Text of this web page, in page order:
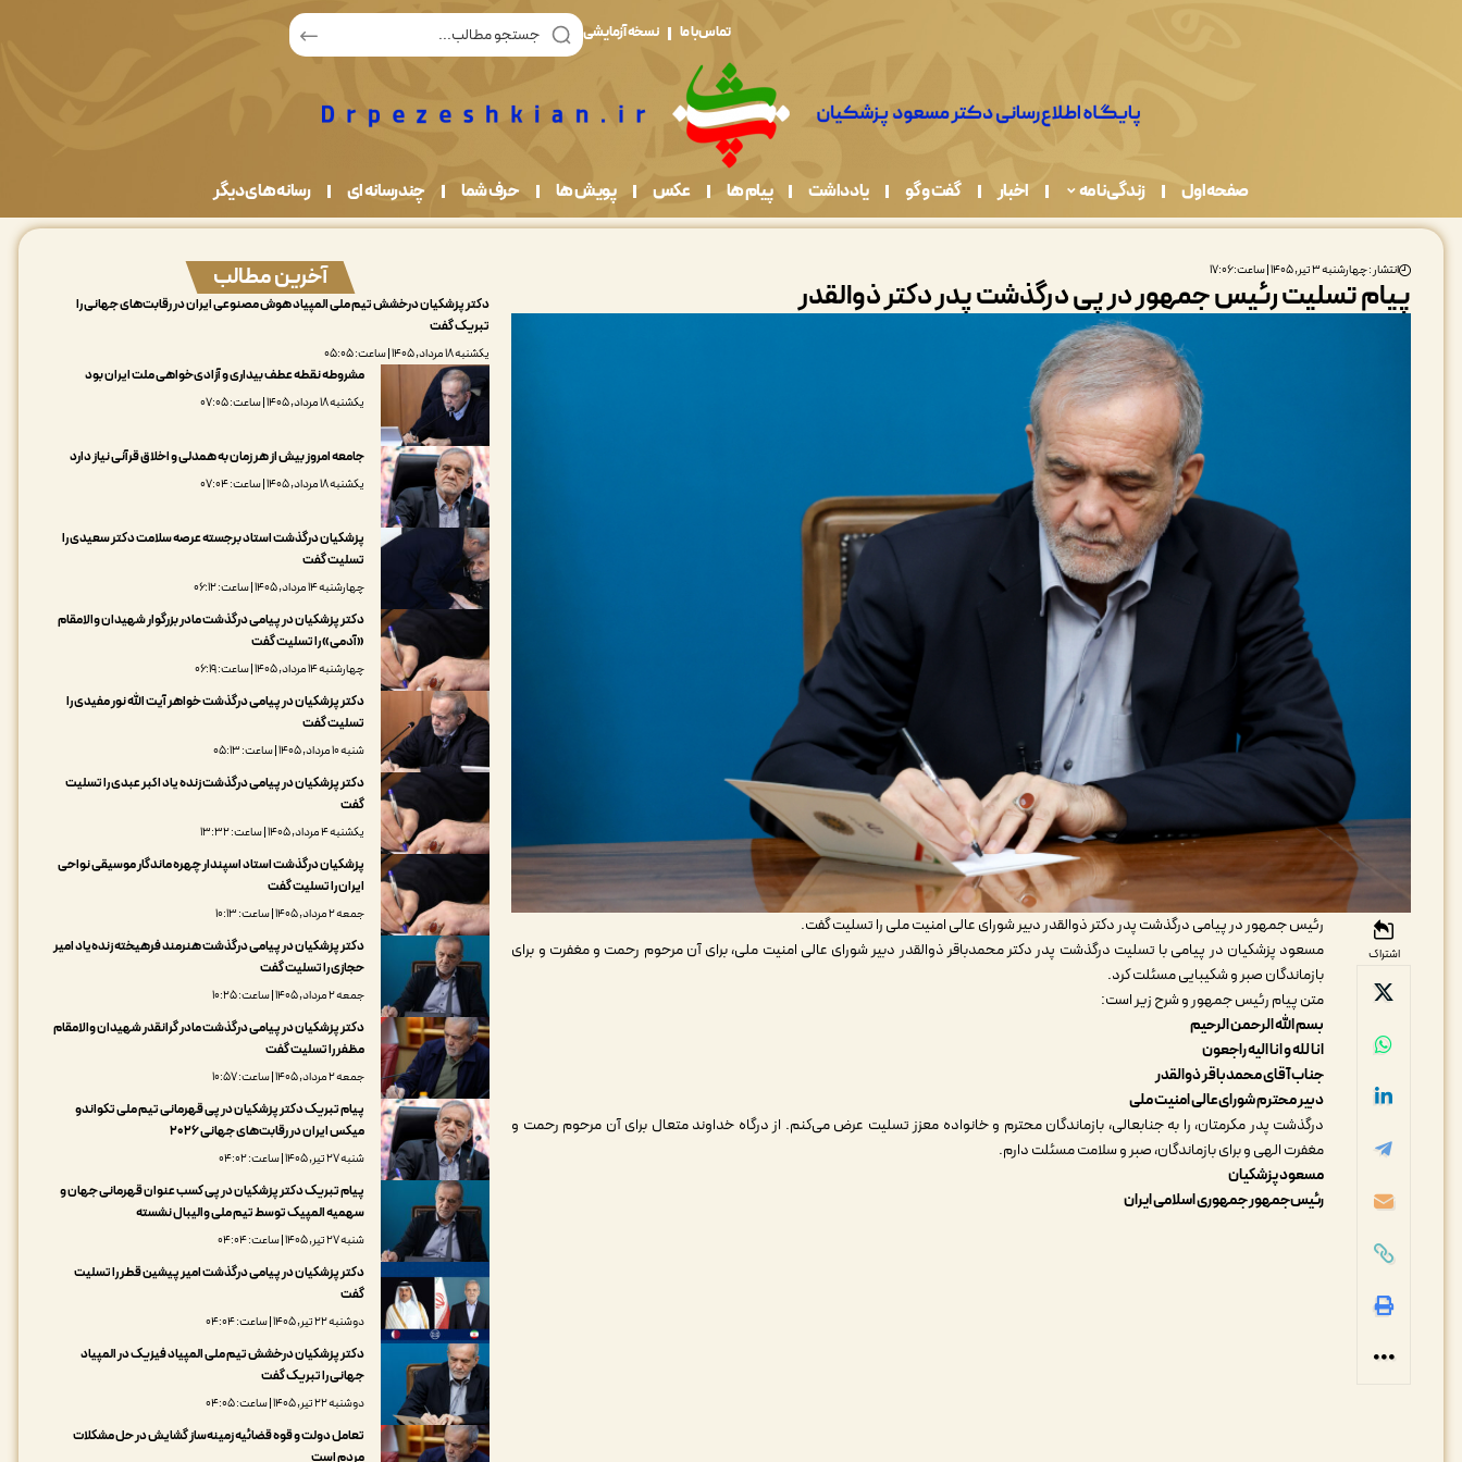
تماس با ما نسخه آزمایشی
صفحه اول زندگی نامه اخبار گفت و گو یادداشت پیام ها عکس پویش ها حرف شما چندرسانه ای رسانه های دیگر
انتشار : چهارشنبه ۳ تیر, ۱۴۰۵ | ساعت: ۱۷:۰۶
پیام تسلیت رئیس جمهور در پی درگذشت پدر دکتر ذوالقدر
اشتراک
رئیس جمهور در پیامی درگذشت پدر دکتر ذوالقدر دبیر شورای عالی امنیت ملی را تسلیت گفت.
مسعود پزشکیان در پیامی با تسلیت درگذشت پدر دکتر محمدباقر ذوالقدر دبیر شورای عالی امنیت ملی، برای آن مرحوم رحمت و مغفرت و برای
بازماندگان صبر و شکیبایی مسئلت کرد.
متن پیام رئیس جمهور و شرح زیر است:
بسم الله الرحمن الرحیم
انا لله و انا الیه راجعون
جناب آقای محمدباقر ذوالقدر
دبیر محترم شورای‌عالی امنیت ملی
درگذشت پدر مکرمتان، را به جنابعالی، بازماندگان محترم و خانواده معزز تسلیت عرض می‌کنم. از درگاه خداوند متعال برای آن مرحوم رحمت و
مغفرت الهی و برای بازماندگان، صبر و سلامت مسئلت دارم.
مسعود پزشکیان
رئیس‌جمهور جمهوری اسلامی ایران
آخرین مطالب
دکتر پزشکیان درخشش تیم ملی المپیاد هوش مصنوعی ایران در رقابت‌های جهانی را
تبریک گفت
یکشنبه ۱۸ مرداد, ۱۴۰۵ | ساعت: ۰۵:۰۵
مشروطه نقطه عطف بیداری و آزادی‌خواهی ملت ایران بود
یکشنبه ۱۸ مرداد, ۱۴۰۵ | ساعت: ۰۷:۰۵
جامعه امروز بیش از هر زمان به همدلی و اخلاق قرآنی نیاز دارد
یکشنبه ۱۸ مرداد, ۱۴۰۵ | ساعت: ۰۷:۰۴
پزشکیان درگذشت استاد برجسته عرصه سلامت دکتر سعیدی را
تسلیت گفت
چهارشنبه ۱۴ مرداد, ۱۴۰۵ | ساعت: ۰۶:۱۲
دکتر پزشکیان در پیامی درگذشت مادر بزرگوار شهیدان والامقام
«آدمی» را تسلیت گفت
چهارشنبه ۱۴ مرداد, ۱۴۰۵ | ساعت: ۰۶:۱۹
دکتر پزشکیان در پیامی درگذشت خواهر آیت الله نور مفیدی را
تسلیت گفت
شنبه ۱۰ مرداد, ۱۴۰۵ | ساعت: ۰۵:۱۳
دکتر پزشکیان در پیامی درگذشت زنده یاد اکبر عبدی را تسلیت
گفت
یکشنبه ۴ مرداد, ۱۴۰۵ | ساعت: ۱۳:۳۲
پزشکیان درگذشت استاد اسپندار چهره ماندگار موسیقی نواحی
ایران را تسلیت گفت
جمعه ۲ مرداد, ۱۴۰۵ | ساعت: ۱۰:۱۳
دکتر پزشکیان در پیامی درگذشت هنرمند فرهیخته زنده‌یاد امیر
حجازی را تسلیت گفت
جمعه ۲ مرداد, ۱۴۰۵ | ساعت: ۱۰:۲۵
دکتر پزشکیان در پیامی درگذشت مادر گرانقدر شهیدان والامقام
مظفر را تسلیت گفت
جمعه ۲ مرداد, ۱۴۰۵ | ساعت: ۱۰:۵۷
پیام تبریک دکتر پزشکیان در پی قهرمانی تیم ملی تکواندو
میکس ایران در رقابت‌های جهانی ۲۰۲۶
شنبه ۲۷ تیر, ۱۴۰۵ | ساعت: ۰۴:۰۲
پیام تبریک دکتر پزشکیان در پی کسب عنوان قهرمانی جهان و
سهمیه المپیک توسط تیم ملی والیبال نشسته
شنبه ۲۷ تیر, ۱۴۰۵ | ساعت: ۰۴:۰۴
دکتر پزشکیان در پیامی درگذشت امیر پیشین قطر را تسلیت
گفت
دوشنبه ۲۲ تیر, ۱۴۰۵ | ساعت: ۰۴:۰۴
دکتر پزشکیان درخشش تیم ملی المپیاد فیزیک در المپیاد
جهانی را تبریک گفت
دوشنبه ۲۲ تیر, ۱۴۰۵ | ساعت: ۰۴:۰۵
تعامل دولت و قوه قضائیه زمینه‌ساز گشایش در حل مشکلات
مردم است